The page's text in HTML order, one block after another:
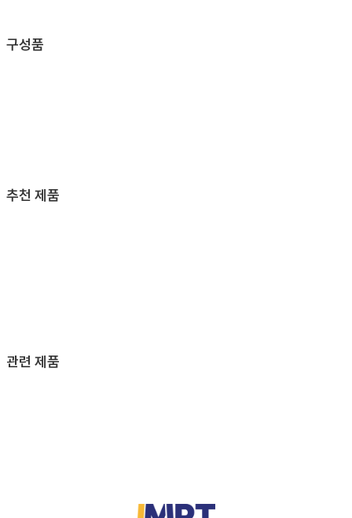
구성품
추천 제품
관련 제품